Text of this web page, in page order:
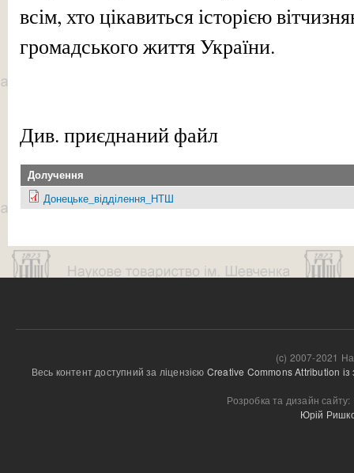
всім, хто цікавиться історією
громадського життя України.
Див. приєднаний файл
Долучення
Донецьке_відділення_НТШ
(c) 2007-2021
Весь контент доступний за ліцензією Creative Commons Attribution
Розробка та дизайн сайту:
Юрій